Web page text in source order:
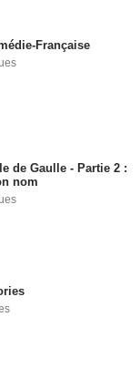
Française
de Gaulle - Partie 2 :
nom